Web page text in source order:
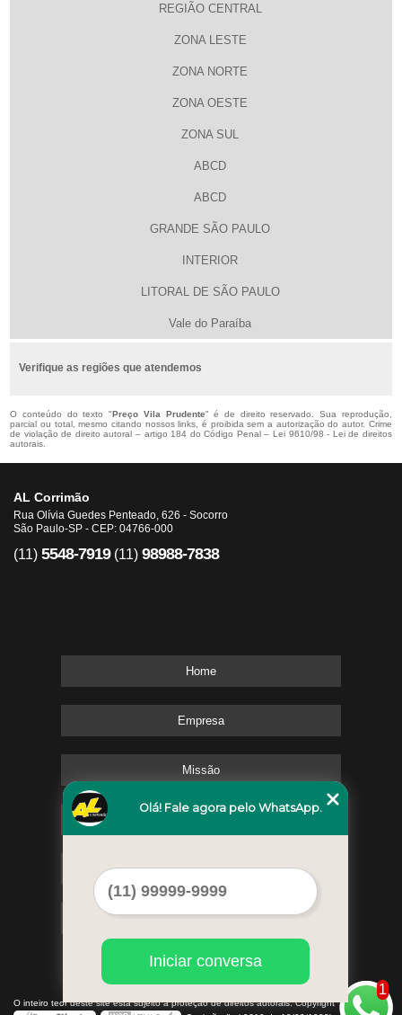
REGIÃO CENTRAL
ZONA LESTE
ZONA NORTE
ZONA OESTE
ZONA SUL
ABCD
ABCD
GRANDE SÃO PAULO
INTERIOR
LITORAL DE SÃO PAULO
Vale do Paraíba
Verifique as regiões que atendemos
O conteúdo do texto "Preço Vila Prudente" é de direito reservado. Sua reprodução,
parcial ou total, mesmo citando nossos links, é proibida sem a autorização do autor. Crime
de violação de direito autoral – artigo 184 do Código Penal – Lei 9610/98 - Lei de direitos
autorais
AL Corrimão
Rua Olívia Guedes Penteado, 626 - Socorro
São Paulo-SP - CEP: 04766-000
(11) 5548-7919 (11) 98988-7838
Home
Empresa
Missão
Contato
Mapa do site
O inteiro teor deste site está sujeito à proteção de direitos autorais. Copyright
AL
1
Olá! Fale agora pelo WhatsApp.
Iniciar conversa